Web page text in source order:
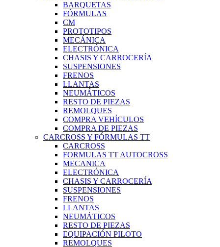
BARQUETAS
FÓRMULAS
CM
PROTOTIPOS
MECÁNICA
ELECTRÓNICA
CHASIS Y CARROCERÍA
SUSPENSIONES
FRENOS
LLANTAS
NEUMÁTICOS
RESTO DE PIEZAS
REMOLQUES
COMPRA VEHÍCULOS
COMPRA DE PIEZAS
CARCROSS Y FÓRMULAS TT
CARCROSS
FORMULAS TT AUTOCROSS
MECANICA
ELECTRÓNICA
CHASIS Y CARROCERÍA
SUSPENSIONES
FRENOS
LLANTAS
NEUMÁTICOS
RESTO DE PIEZAS
EQUIPACIÓN PILOTO
REMOLQUES